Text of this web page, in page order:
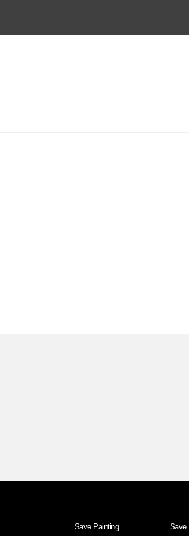
Save Painting
Save